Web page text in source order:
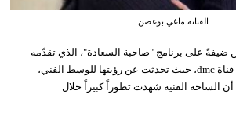
الفنانة ماغي بوغصن
ضيفةً على برنامج "صاحبة السعادة"، الذي تقدّمه
الفنانة إسعاد يونس على قناة dmc، حيث تحدثت عن رؤيتها للوسط الفني،
أن الساحة الفنية شهدت تطوراً كبيراً خلال